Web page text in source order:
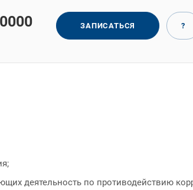
ЗАПИСАТЬСЯ ?
деятельность по противодействию